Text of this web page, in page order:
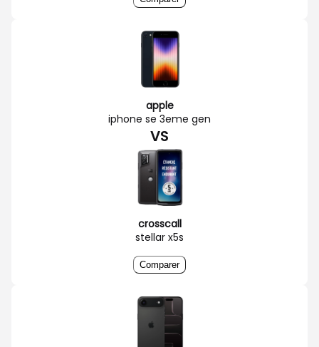
apple
iphone se 3eme gen
VS
crosscall
stellar x5s
Comparer